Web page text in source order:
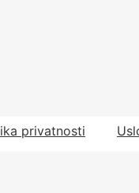
privatnosti